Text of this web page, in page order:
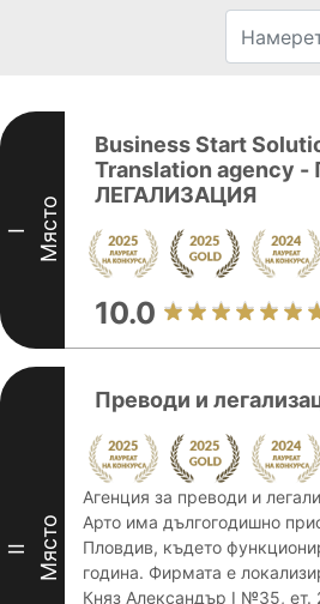
I Място
Business Start
Translation agency
ЛЕГАЛИЗАЦИЯ
10.0
II Място
Преводи и
Агенция за преводи и
Арто има дългогодишно
Пловдив, където
година. Фирмата е
Княз Александър I №35, ет.